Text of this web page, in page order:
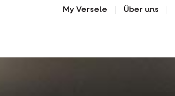
My Versele Über uns